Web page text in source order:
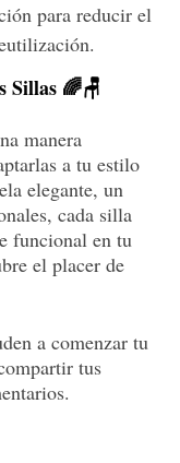
para reducir el
Sillas 🌈🪑
manera
a tu estilo
elegante, un
cada silla
funcional en tu
el placer de
a comenzar tu
tus